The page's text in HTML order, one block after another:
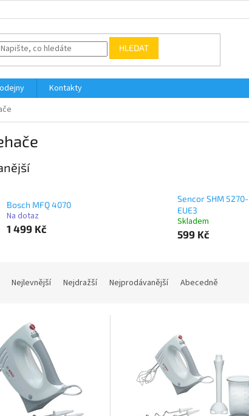
HLEDAT
Kontakty
Bosch MFQ 4070
Na dotaz
1 499 Kč
Sencor SHM 5270-
EUE3
Skladem
599 Kč
Nejlevnější Nejdražší Nejprodávanější Abecedně